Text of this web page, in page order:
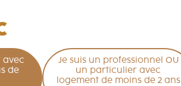
avec
de
Je suis un professionnel OU
un particulier avec
logement de moins de 2 ans